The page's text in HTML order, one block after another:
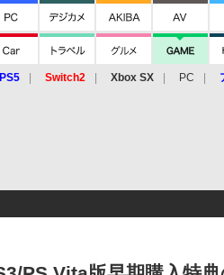
PS5 Switch2 Xbox SX PC